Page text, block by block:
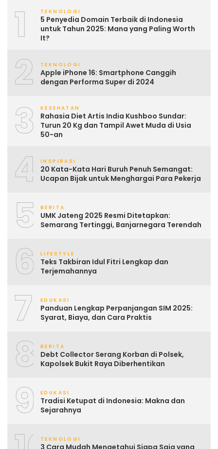
1 TEKNOLOGI
5 Penyedia Domain Terbaik di Indonesia
untuk Tahun 2025: Mana yang Paling Worth
It?
2 TEKNOLOGI
Apple iPhone 16: Smartphone Canggih
dengan Performa Super di 2024
3 KESEHATAN
Rahasia Diet Artis India Kushboo Sundar:
Turun 20 Kg dan Tampil Awet Muda di Usia
50-an
4 INSPIRASI
20 Kata-Kata Hari Buruh Penuh Semangat:
Ucapan Bijak untuk Menghargai Para Pekerja
5 BERITA
UMK Jateng 2025 Resmi Ditetapkan:
Semarang Tertinggi, Banjarnegara Terendah
6 LIFESTYLE
Teks Takbiran Idul Fitri Lengkap dan
Terjemahannya
7 EDUKASI
Panduan Lengkap Perpanjangan SIM 2025:
Syarat, Biaya, dan Cara Praktis
8 BERITA
Debt Collector Serang Korban di Polsek,
Kapolsek Bukit Raya Diberhentikan
9 EDUKASI
Tradisi Ketupat di Indonesia: Makna dan
Sejarahnya
TEKNOLOGI
3 Cara Mudah Mengetahui Siapa Saja yang